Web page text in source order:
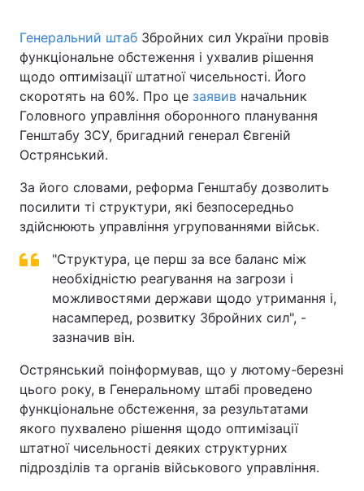
Генеральний штаб Збройних сил України провів
функціональне обстеження і ухвалив рішення
щодо оптимізації штатної чисельності. Його
скоротять на 60%. Про це заявив начальник
Головного управління оборонного планування
Генштабу ЗСУ, бригадний генерал Євгеній
Острянський.
За його словами, реформа Генштабу дозволить
посилити ті структури, які безпосередньо
здійснюють управління угрупованнями військ.
"Структура, це перш за все баланс між
необхідністю реагування на загрози і
можливостями держави щодо утримання і,
насамперед, розвитку Збройних сил", -
зазначив він.
Острянський поінформував, що у лютому-березні
цього року, в Генеральному штабі проведено
функціональне обстеження, за результатами
якого пухвалено рішення щодо оптимізації
штатної чисельності деяких структурних
підрозділів та органів військового управління.